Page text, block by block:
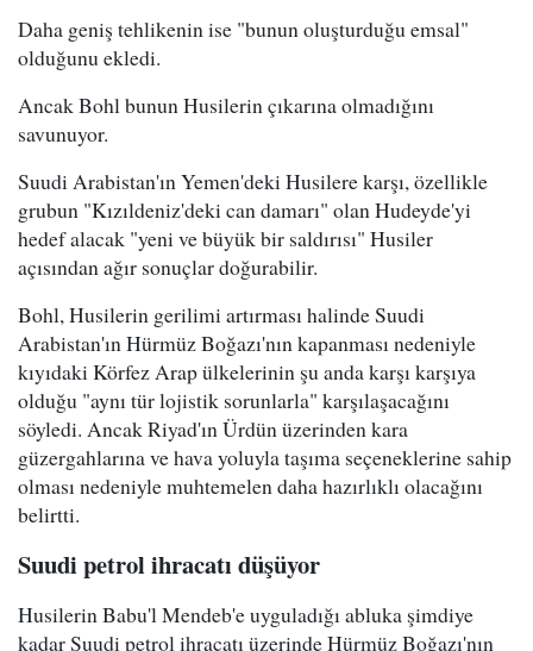
Daha geniş tehlikenin ise "bunun oluşturduğu emsal"
olduğunu ekledi.
Ancak Bohl bunun Husilerin çıkarına olmadığını
savunuyor.
Suudi Arabistan'ın Yemen'deki Husilere karşı, özellikle
grubun "Kızıldeniz'deki can damarı" olan Hudeyde'yi
hedef alacak "yeni ve büyük bir saldırısı" Husiler
açısından ağır sonuçlar doğurabilir.
Bohl, Husilerin gerilimi artırması halinde Suudi
Arabistan'ın Hürmüz Boğazı'nın kapanması nedeniyle
kıyıdaki Körfez Arap ülkelerinin şu anda karşı karşıya
olduğu "aynı tür lojistik sorunlarla" karşılaşacağını
söyledi. Ancak Riyad'ın Ürdün üzerinden kara
güzergahlarına ve hava yoluyla taşıma seçeneklerine sahip
olması nedeniyle muhtemelen daha hazırlıklı olacağını
belirtti.
Suudi petrol ihracatı düşüyor
Husilerin Babu'l Mendeb'e uyguladığı abluka şimdiye
kadar Suudi petrol ihracatı üzerinde Hürmüz Boğazı'nın